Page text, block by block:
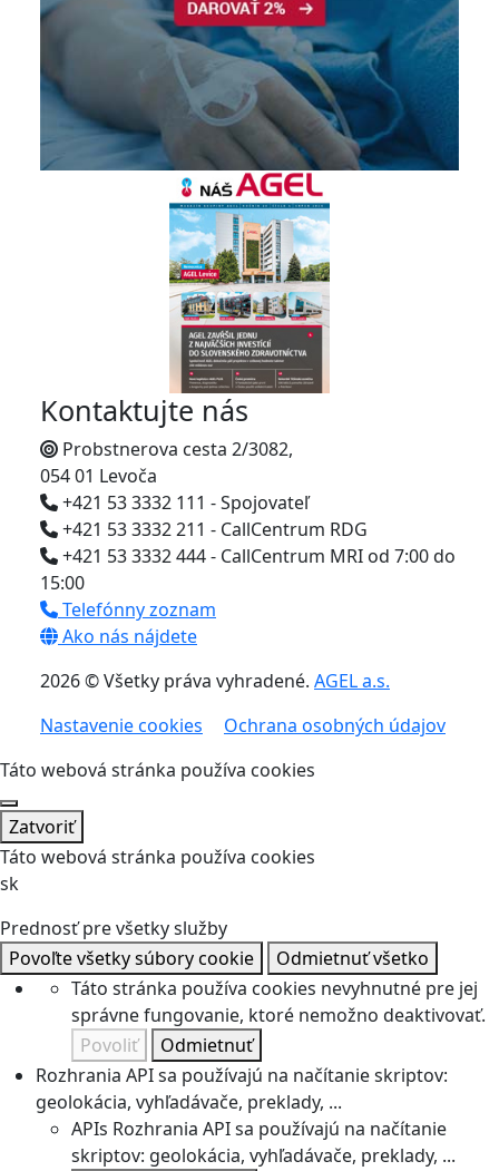
Kontaktujte nás
Probstnerova cesta 2/3082,
054 01 Levoča
+421 53 3332 111 - Spojovateľ
+421 53 3332 211 - CallCentrum RDG
+421 53 3332 444 - CallCentrum MRI od 7:00 do
15:00
Telefónny zoznam
Ako nás nájdete
2026 © Všetky práva vyhradené. AGEL a.s.
Nastavenie cookies
Ochrana osobných údajov
Táto webová stránka používa cookies
Zatvoriť
Táto webová stránka používa cookies
sk
Prednosť pre všetky služby
Povoľte všetky súbory cookie
Odmietnuť všetko
Táto stránka používa cookies nevyhnutné pre jej
správne fungovanie, ktoré nemožno deaktivovať.
Povoliť
Odmietnuť
Rozhrania API sa používajú na načítanie skriptov:
geolokácia, vyhľadávače, preklady, ...
APIs Rozhrania API sa používajú na načítanie
skriptov: geolokácia, vyhľadávače, preklady, ...